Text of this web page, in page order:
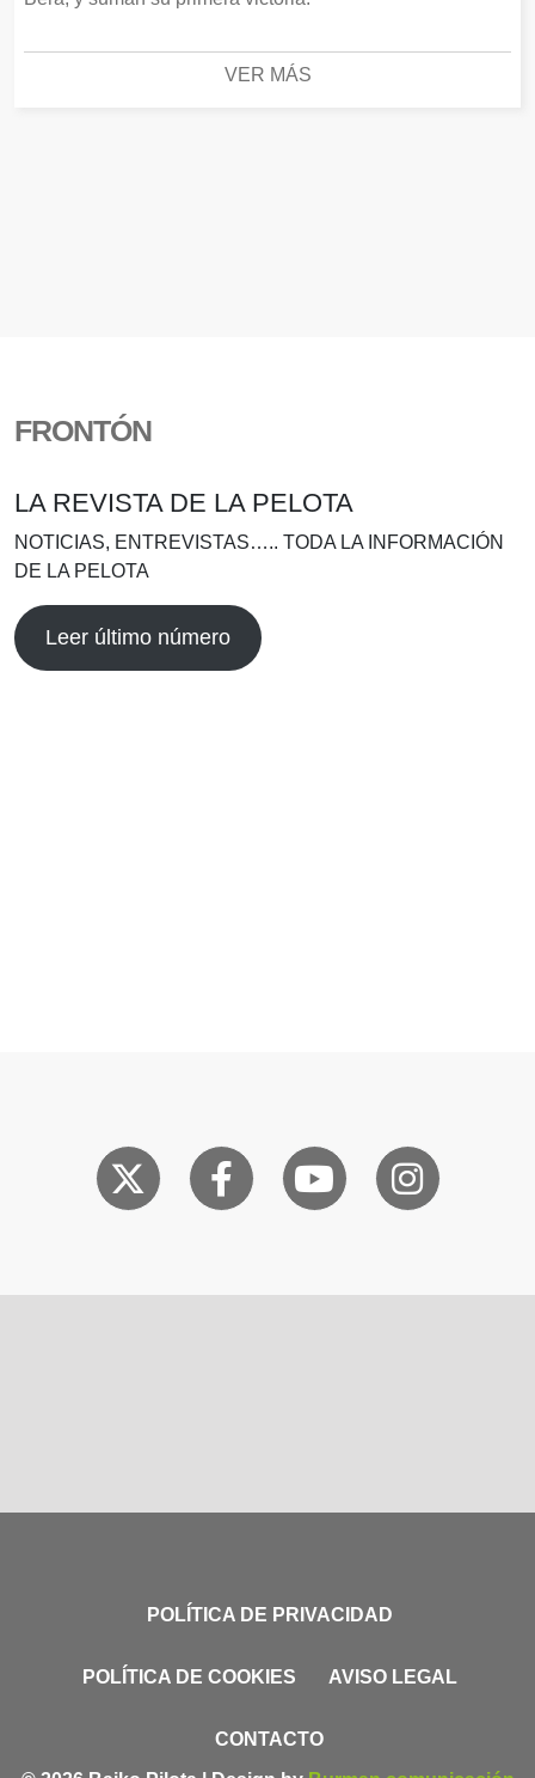
VER MÁS
FRONTÓN
LA REVISTA DE LA PELOTA
NOTICIAS, ENTREVISTAS….. TODA LA INFORMACIÓN
DE LA PELOTA
Leer último número
POLÍTICA DE PRIVACIDAD
POLÍTICA DE COOKIES AVISO LEGAL
CONTACTO